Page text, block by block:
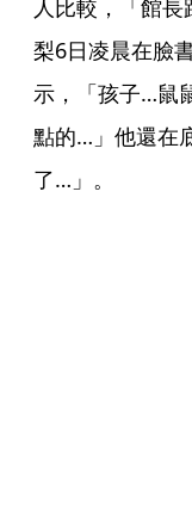
人比較，「館長
梨6日凌晨在臉
示，「孩子…鼠
點的…」他還在
了…」。